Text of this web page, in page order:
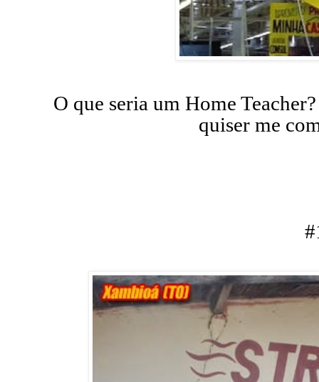
O que seria um Home
quiser me